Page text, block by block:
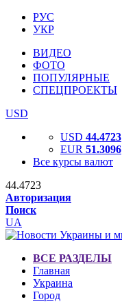
РУС
УКР
ВИДЕО
ФОТО
ПОПУЛЯРНЫЕ
СПЕЦПРОЕКТЫ
USD
USD 44.4723
EUR 51.3096
Все курсы валют
44.4723
Авторизация
Поиск
UA
ВСЕ РАЗДЕЛЫ
Главная
Украина
Город